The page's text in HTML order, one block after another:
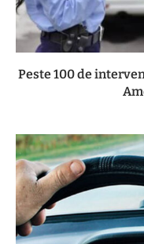
Peste 100 de